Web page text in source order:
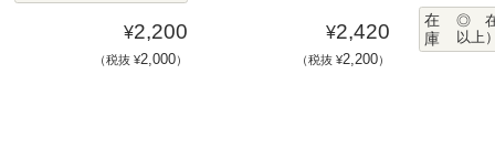
¥2,200
（税抜 ¥2,000）
¥2,420
（税抜 ¥2,200）
在
庫
◎ 在
以上